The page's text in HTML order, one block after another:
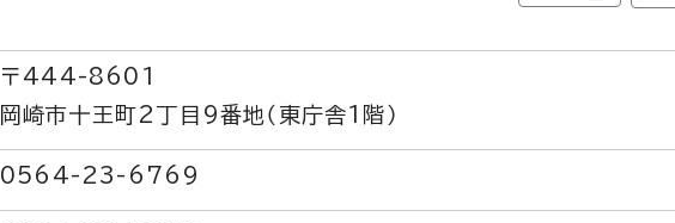
〒444-8601
岡崎市十王町2丁目9番地（東庁舎1階）
0564-23-6769